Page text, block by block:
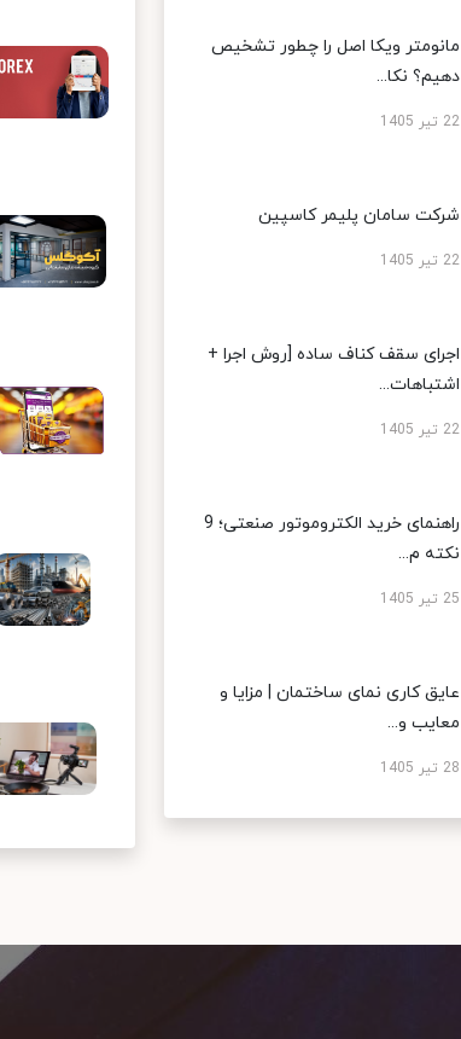
مانومتر ویکا اصل را چطور تشخیص
دهیم؟ نکا...
22 تیر 1405
شرکت سامان پلیمر کاسپین
22 تیر 1405
اجرای سقف کناف ساده [روش اجرا +
اشتباهات...
22 تیر 1405
راهنمای خرید الکتروموتور صنعتی؛ 9
نکته م...
25 تیر 1405
عایق کاری نمای ساختمان | مزایا و
معایب و...
28 تیر 1405